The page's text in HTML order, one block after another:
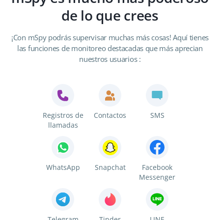
de lo que crees
¡Con mSpy podrás supervisar muchas más cosas! Aquí tienes
las funciones de monitoreo destacadas que más aprecian
nuestros usuarios :
Registros de
llamadas
Contactos SMS
WhatsApp Snapchat
Facebook
Messenger